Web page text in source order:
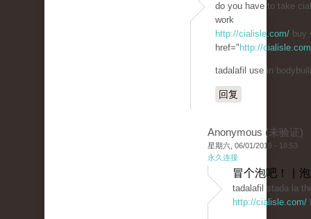
do you have to take
work
http://cialisle.com/ buy
href=" http://
tadalafil use in
回复
Anonymous (未验证)
星期六, 06/01/2019 - 18:53
永久连接
冒个泡吧！ |
tadalafil stada la
http://cialisle.com/